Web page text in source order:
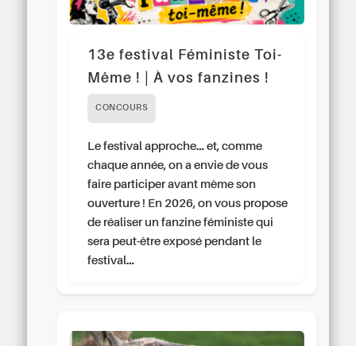
13e festival Féministe Toi-
Même ! | À vos fanzines !
CONCOURS
Le festival approche… et, comme
chaque année, on a envie de vous
faire participer avant même son
ouverture ! En 2026, on vous propose
de réaliser un fanzine féministe qui
sera peut-être exposé pendant le
festival…